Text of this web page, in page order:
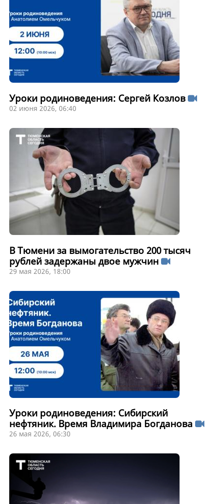
Уроки родиноведения: Сергей Козлов
02 июня 2026, 06:40
В Тюмени за вымогательство 200 тысяч
рублей задержаны двое мужчин
29 мая 2026, 18:00
Уроки родиноведения: Сибирский
нефтяник. Время Владимира Богданова
26 мая 2026, 06:30